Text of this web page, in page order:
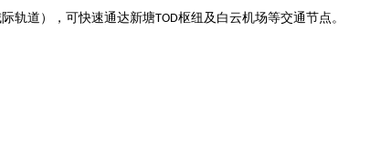
轨道），可快速通达新塘TOD枢纽及白云机场等交通节点。